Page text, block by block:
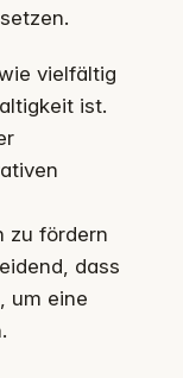
vielfältig
ist.
zu fördern
dass
um eine